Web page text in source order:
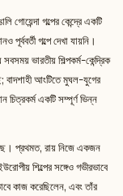
গোয়েন্দা গল্পের কেন্দ্রে একটি
গল্পে দেখা যায়নি।
ভারতীয় শিল্পকর্ম-কেন্দ্রিক
বাদশাহী আংটিতে মুঘল-যুগের
চিত্রকর্ম একটি সম্পূর্ণ ভিন্ন
প্রথমত, রায় নিজে একজন
শিল্পের সঙ্গেও গভীরভাবে
কাজ করেছিলেন, এবং তাঁর